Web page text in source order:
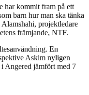
har kommit fram på ett
barn hur man ska tänka
projektledare
främjande, NTF.
En
Askim nyligen
i Angered jämfört med 7